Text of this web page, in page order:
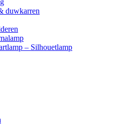
duwkarren
– Silhouetlamp